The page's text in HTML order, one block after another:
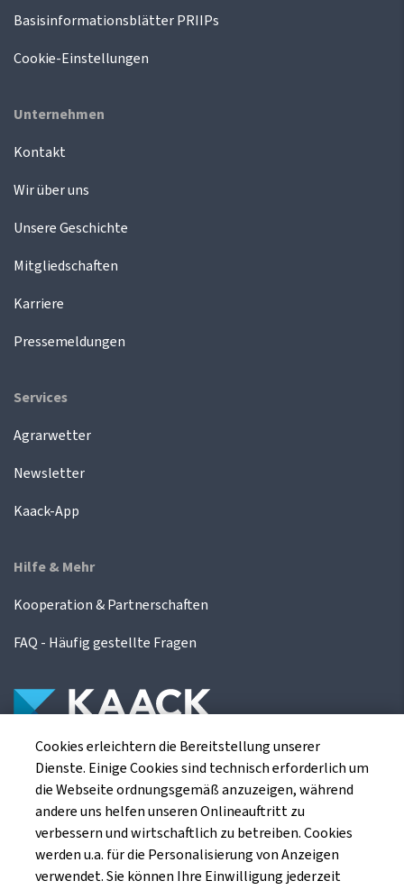
Basisinformationsblätter PRIIPs
Cookie-Einstellungen
Unternehmen
Kontakt
Wir über uns
Unsere Geschichte
Mitgliedschaften
Karriere
Pressemeldungen
Services
Agrarwetter
Newsletter
Kaack-App
Hilfe & Mehr
Kooperation & Partnerschaften
FAQ - Häufig gestellte Fragen
Die Kaack Terminhandel GmbH ist ein
Finanzdienstleistungsinstitut für die europäischen
Agrarterminbörsen.
Kaack Terminhandel GmbH
Cookies erleichtern die Bereitstellung unserer
Dienste. Einige Cookies sind technisch erforderlich um
die Webseite ordnungsgemäß anzuzeigen, während
andere uns helfen unseren Onlineauftritt zu
verbessern und wirtschaftlich zu betreiben. Cookies
werden u.a. für die Personalisierung von Anzeigen
verwendet. Sie können Ihre Einwilligung jederzeit